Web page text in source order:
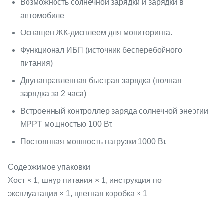
Возможность солнечной зарядки и зарядки в
автомобиле
Оснащен ЖК-дисплеем для мониторинга.
Функционал ИБП (источник бесперебойного
питания)
Двунаправленная быстрая зарядка (полная
зарядка за 2 часа)
Встроенный контроллер заряда солнечной энергии
MPPT мощностью 100 Вт.
Постоянная мощность нагрузки 1000 Вт.
Содержимое упаковки
Хост × 1, шнур питания × 1, инструкция по
эксплуатации × 1, цветная коробка × 1